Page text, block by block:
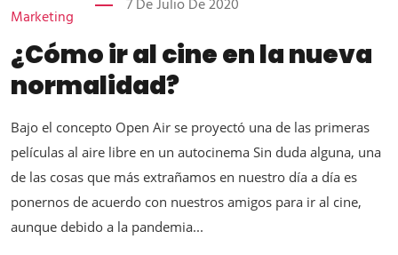
Marketing
7 De Julio De 2020
¿Cómo ir al cine en la nueva
normalidad?
Bajo el concepto Open Air se proyectó una de las primeras
películas al aire libre en un autocinema Sin duda alguna, una
de las cosas que más extrañamos en nuestro día a día es
ponernos de acuerdo con nuestros amigos para ir al cine,
aunque debido a la pandemia...